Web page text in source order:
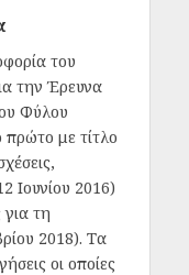
του
την Έρευνα
Φύλου
πρώτο με τίτλο
Ιουνίου 2016)
για τη
2018). Τα
οι οποίες